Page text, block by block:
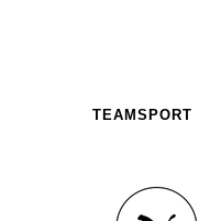
TEAMSPORT